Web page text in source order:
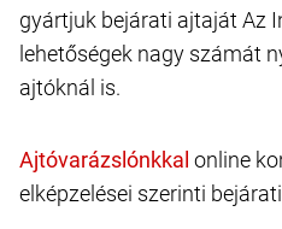
gyártjuk bejárati ajtaját Az
lehetőségek nagy számát
ajtóknál is.
online
elképzelései szerinti